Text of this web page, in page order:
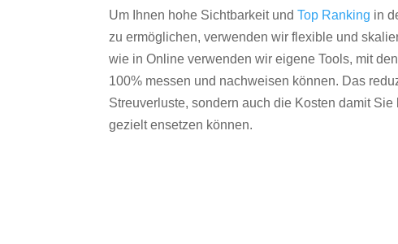
Um Ihnen hohe Sichtbarkeit undTop Ranking in
zu ermöglichen, verwenden wir flexible und
wie in Online verwenden wir eigene Tools, mit
100% messen und nachweisen können. Das
Streuverluste, sondern auch die Kosten damit Sie
gezielt ensetzen können.